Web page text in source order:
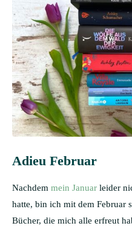
Adieu Februar
Nachdem mein Januar leider
hatte, bin ich mit dem Februar
Bücher, die mich alle erfreut